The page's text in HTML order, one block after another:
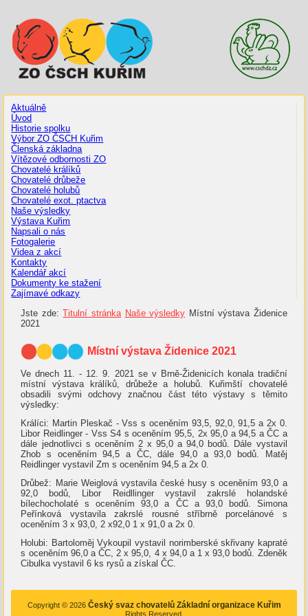
Aktuálně
Úvod
Historie spolku
Výbor ZO ČSCH Kuřim
Členská základna
Vítězové odbornosti ZO
Chovatelé králíků
Chovatelé drůbeže
Chovatelé holubů
Chovatelé exot. ptactva
Naše výsledky
Výstava Kuřim
Napsali o nás
Fotogalerie
Videa z akcí
Kontakty
Kalendář akcí
Dokumenty ke stažení
Zajímavé odkazy
Jste zde:Titulní stránka Naše výsledky Místní výstava Židenice
2021
Místní výstava Židenice 2021
Ve dnech 11. - 12. 9. 2021 se v Brně-Židenicích konala tradiční
místní výstava králíků, drůbeže a holubů. Kuřimští chovatelé
obsadili svými odchovy značnou část této výstavy s těmito
výsledky:
Králíci: Martin Pleskač - Vss s oceněním 93,5, 92,0, 91,5 a 2x 0.
Libor Reidlinger - Vss S4 s oceněním 95,5, 2x 95,0 a 94,5 a ČC a
dále jednotlivci s oceněním 2 x 95,0 a 94,0 bodů. Dále vystavil
Zhob s oceněním 94,5 a ČC, dále 94,0 a 93,0 bodů. Matěj
Reidlinger vystavil Zm s oceněním 94,5 a 2x 0.
Drůbež: Marie Weiglová vystavila české husy s oceněním 93,0 a
92,0 bodů, Libor Reidllinger vystavil zakrslé holandské
bílechocholaté s oceněním 93,0 a ČC a 93,0 bodů. Simona
Peřínková vystavila zakrslé rousné stříbrně porcelánové s
oceněním 3 x 93,0, 2 x92,0 1 x 91,0 a 2x 0.
Holubi: Bartoloměj Vykoupil vystavil norimberské skřivany kapraté
s oceněním 96,0 a ČC, 2 x 95,0, 4 x 94,0 a 1 x 93,0 bodů. Zdeněk
Cibulka vystavil 6 ks rysů a získal ČC.
Copyright © 2026 Český svaz chovatelů Základní organizace Kuřim
Rights Reserved.